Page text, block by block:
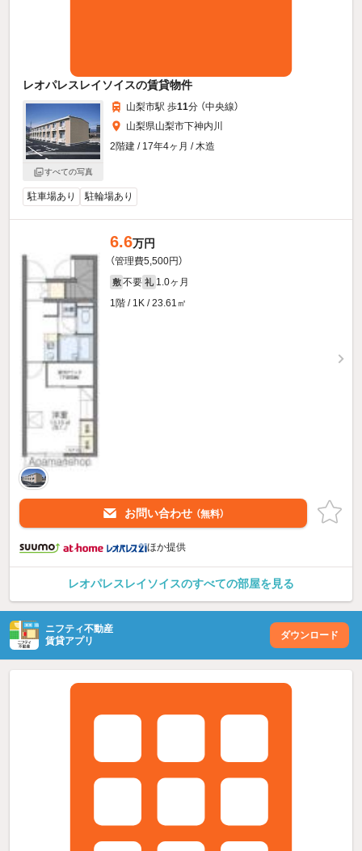
レオパレスレイソイスの賃貸物件
すべての写真
山梨市駅 歩11分 （中央線）
山梨県山梨市下神内川
2階建 / 17年4ヶ月 / 木造
駐車場あり 駐輪場あり
6.6万円
（管理費5,500円）
敷 不要 礼 1.0ヶ月
1階 / 1K / 23.61㎡
お問い合わせ （無料）
ほか提供
レオパレスレイソイスのすべての部屋を見る
ニフティ不動産
賃貸アプリ
ダウンロード